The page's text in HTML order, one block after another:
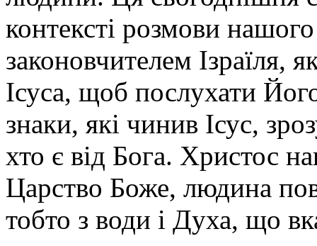
контексті розмови
законовчителем Ізраїля,
Ісуса, щоб послухати
знаки, які чинив Ісус,
хто є від Бога. Христос
Царство Боже, людина
тобто з води і Духа, що